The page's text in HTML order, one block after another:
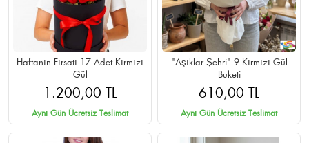
Haftanın Fırsatı 17 Adet Kırmızı
Gül
1.200,00 TL
Aynı Gün Ücretsiz Teslimat
"Aşıklar Şehri" 9 Kırmızı Gül
Buketi
610,00 TL
Aynı Gün Ücretsiz Teslimat